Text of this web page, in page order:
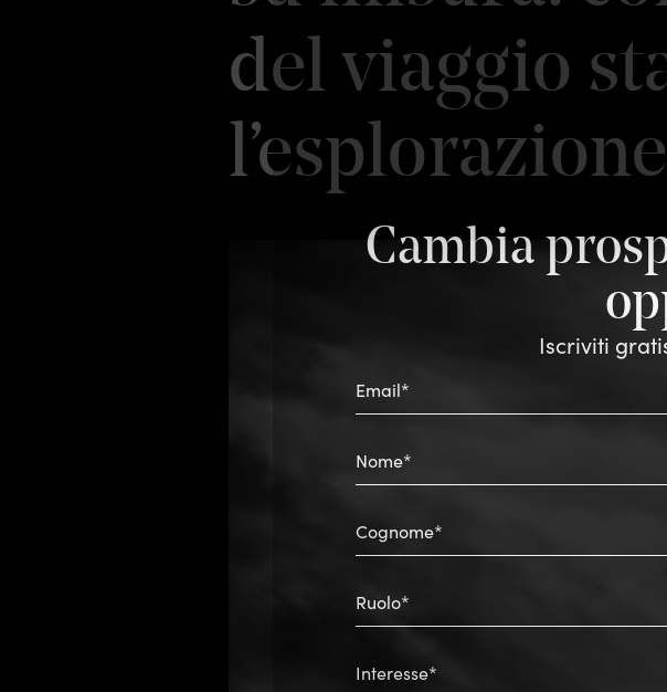
del viaggio
l’esplorazione
Cambia
Iscriviti
Email*
Nome*
Cognome*
Ruolo*
Interesse*